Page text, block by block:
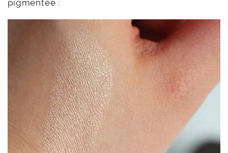
pigmentée :